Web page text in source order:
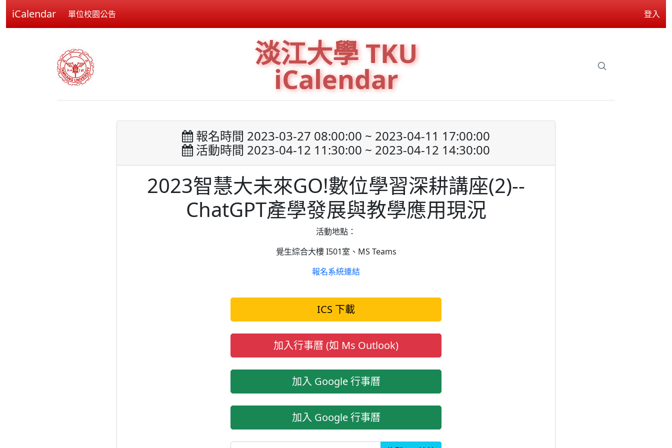
iCalendar 單位校園公告 登入
淡江大學 TKU
iCalendar
報名時間 2023-03-27 08:00:00 ~ 2023-04-11 17:00:00
活動時間 2023-04-12 11:30:00 ~ 2023-04-12 14:30:00
2023智慧大未來GO!數位學習深耕講座(2)--
ChatGPT產學發展與教學應用現況
活動地點：
覺生綜合大樓 I501室、MS Teams
報名系統連結
ICS 下載
加入行事曆 (如 Ms Outlook)
加入 Google 行事曆
加入 Google 行事曆